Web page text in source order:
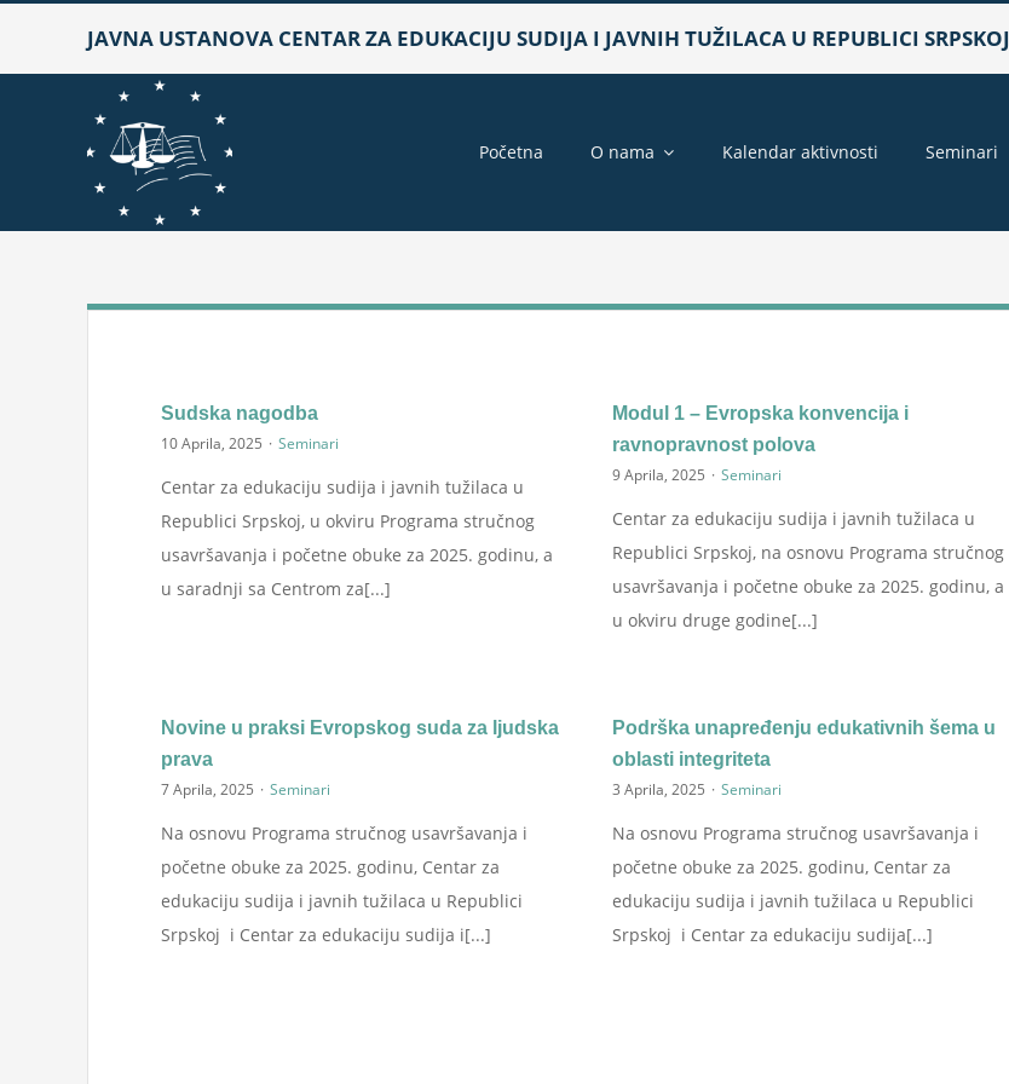
JAVNA USTANOVA CENTAR ZA EDUKACIJU SUDIJA I JAVNIH TUŽILACA U REPUBLICI SRPSKOJ
Početna O nama Kalendar aktivnosti Seminari
Sudska nagodba
10 Aprila, 2025 · Seminari
Centar za edukaciju sudija i javnih tužilaca u
Republici Srpskoj, u okviru Programa stručnog
usavršavanja i početne obuke za 2025. godinu, a
u saradnji sa Centrom za[...]
Modul 1 – Evropska konvencija i
ravnopravnost polova
9 Aprila, 2025 · Seminari
Centar za edukaciju sudija i javnih tužilaca u
Republici Srpskoj, na osnovu Programa stručnog
usavršavanja i početne obuke za 2025. godinu, a
u okviru druge godine[...]
Novine u praksi Evropskog suda za ljudska
prava
7 Aprila, 2025 · Seminari
Na osnovu Programa stručnog usavršavanja i
početne obuke za 2025. godinu, Centar za
edukaciju sudija i javnih tužilaca u Republici
Srpskoj i Centar za edukaciju sudija i[...]
Podrška unapređenju edukativnih šema u
oblasti integriteta
3 Aprila, 2025 · Seminari
Na osnovu Programa stručnog usavršavanja i
početne obuke za 2025. godinu, Centar za
edukaciju sudija i javnih tužilaca u Republici
Srpskoj i Centar za edukaciju sudija[...]